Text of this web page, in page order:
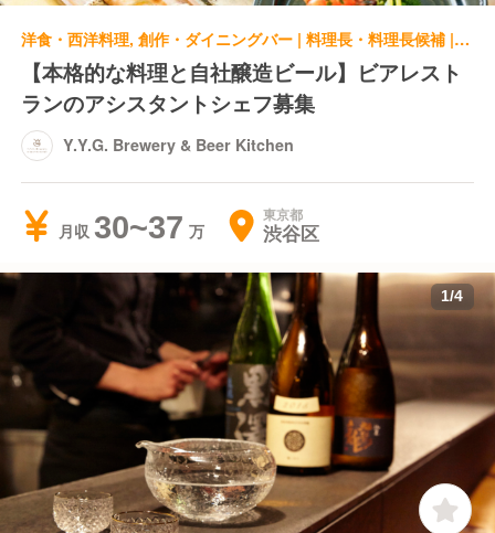
洋食・西洋料理, 創作・ダイニングバー | 料理長・料理長候補 | Y.Y.G. Brewery & Beer Kitchen
【本格的な料理と自社醸造ビール】ビアレスト
ランのアシスタントシェフ募集
Y.Y.G. Brewery & Beer Kitchen
月収 30~37 東京都
渋谷区
1/4